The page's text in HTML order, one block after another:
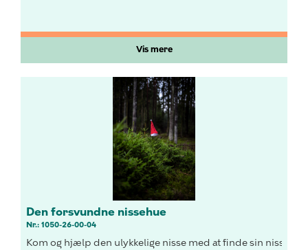
Vis mere
Den forsvundne nissehue
Nr.: 1050-26-00-04
Kom og hjælp den ulykkelige nisse med at finde sin nissehue